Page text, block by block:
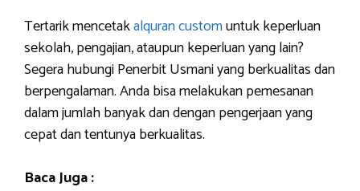
Tertarik mencetakalquran customuntuk keperluan
sekolah, pengajian, ataupun keperluan yang lain?
Segera hubungi Penerbit Usmani yang berkualitas dan
berpengalaman. Anda bisa melakukan pemesanan
dalam jumlah banyak dan dengan pengerjaan yang
cepat dan tentunya berkualitas.
Baca Juga :